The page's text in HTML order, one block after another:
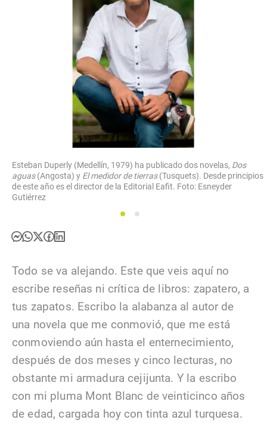
Esteban Duperly (Medellín, 1979) ha publicado dos novelas, Dos
aguas(Angosta) y El medidor de tierras(Tusquets). Desde principios
de este año es el director de la Editorial Eafit. Foto: Esneyder
Gutiérrez
1 2
Todo se va alejando. Este que veis aquí no
escribe reseñas ni crítica de libros: zapatero, a
tus zapatos. Escribo la alabanza al autor de
una novela que me conmovió, que me está
conmoviendo aún hasta el enternecimiento,
después de dos meses y cinco lecturas, no
obstante mi armadura cejijunta. Y la escribo
con mi pluma Mont Blanc de veinticinco años
de edad, cargada hoy con tinta azul turquesa.